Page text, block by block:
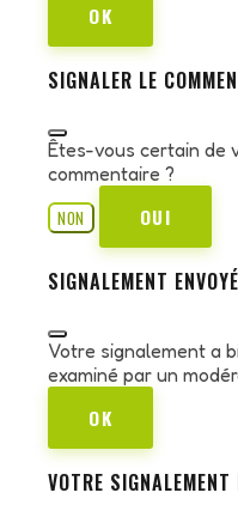
OK
SIGNALER LE
Êtes-vous certain de
commentaire ?
NON
OUI
SIGNALEMENT ENVOYÉ
Votre signalement a
examiné par un
OK
VOTRE